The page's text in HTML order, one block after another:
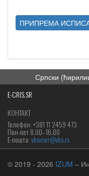
ПРИПРЕМА
Српски
E-CRIS.SR
КОНТАКТ
Телефон: +381 11 2459 473
Пон-пет 8.00–16.00
Е-пошта:vbsuser@vbs.rs
© 2019 - 2026 IZUM –